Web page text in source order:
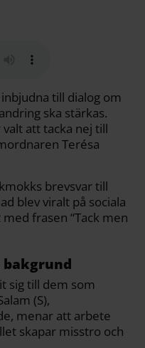
till dialog om
ska stärkas.
att tacka nej till
Terésa
brevsvar till
blev viralt på sociala
frasen “Tack men
sig till dem som
(S),
menar att arbete
skapar misstro och